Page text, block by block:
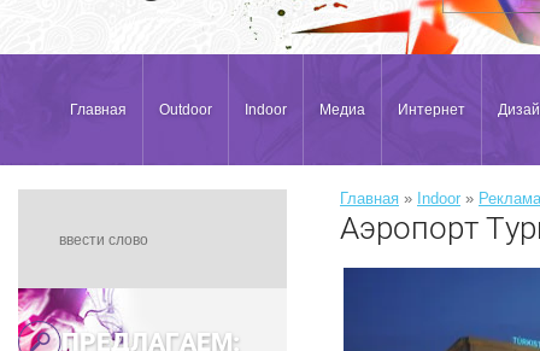
Главная Outdoor Indoor Медиа Интернет
ПРЕДЛАГАЕМ:
Главная » Indoor »
Аэропорт